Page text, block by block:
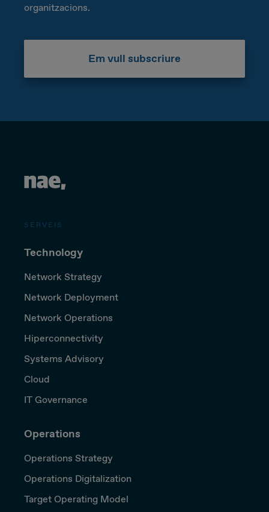
organitzacions.
Em vull subscriure
SERVEIS
Technology
Network Strategy
Network Deployment
Network Operations
Hiperconnectivity
Systems Advisory
Cloud
IT Governance
Operations
Operations Strategy
Operations Digitalization
Target Operating Model